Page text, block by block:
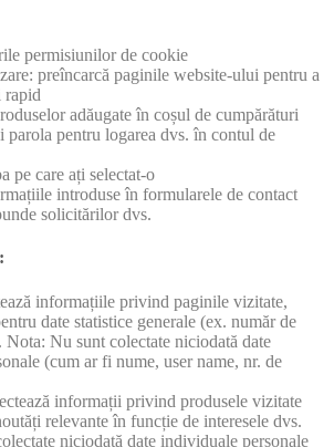
permisiunilor de cookie
preîncarcă paginile website-ului pentru a
rapid
adăugate în coșul de cumpărături
parola pentru logarea dvs. în contul de
pe care ați selectat-o
introduse în formularele de contact
solicitărilor dvs.
informațiile privind paginile vizitate,
date statistice generale (ex. număr de
Nu sunt colectate niciodată date
(cum ar fi nume, user name, nr. de
informații privind produsele vizitate
relevante în funcție de interesele dvs.
niciodată date individuale personale